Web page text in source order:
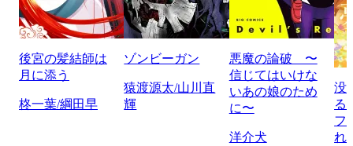
後宮の髪結師は
月に添う
柊一葉/綱田早
ゾンビーガン
猿渡源太/山川直
輝
悪魔の論破 〜
信じてはいけな
いあの娘のため
に〜
洋介犬
没
る
フ
れ